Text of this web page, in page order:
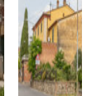
la vente est